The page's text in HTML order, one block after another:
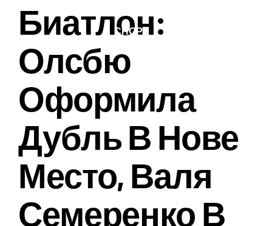
СПОРТ
Биатлон:
Олсбю
Оформила
Дубль В Нове
Место, Валя
Семеренко В